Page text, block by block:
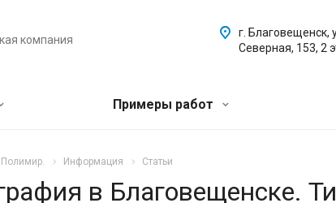
компания
г. Благовещенск,
Северная, 153, 2
Примеры работ
Полимир. Информация Статьи
в Благовещенске.